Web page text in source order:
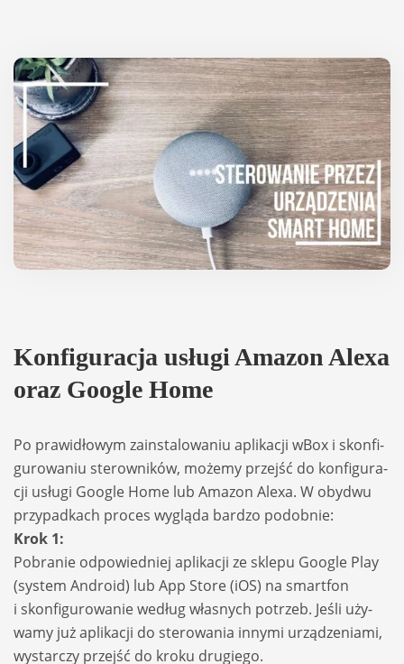
Kon­fi­gu­ra­cja usługi Ama­zon Alexa
oraz Google Home
Po pra­wi­dło­wym zain­sta­lo­wa­niu apli­ka­cji wBox i skon­fi­
gu­ro­wa­niu ste­row­ników, możemy przejść do kon­fi­gu­ra­
cji usługi Google Home lub Ama­zon Alexa. W oby­dwu
przy­pad­kach pro­ces wygląda bar­dzo podob­nie:
Krok 1:
Pobra­nie odpo­wied­niej apli­ka­cji ze sklepu Google Play
(sys­tem Android) lub App Store (iOS) na smart­fon
i skon­fi­gu­ro­wa­nie według wła­snych potrzeb. Jeśli uży­
wamy już apli­ka­cji do ste­ro­wa­nia innymi urzą­dze­niami,
wystar­czy przejść do kroku dru­giego.